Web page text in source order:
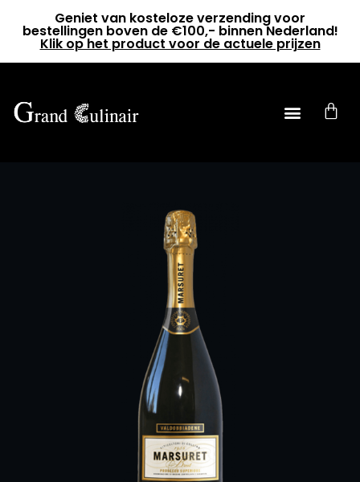
Geniet van kosteloze verzending voor
bestellingen boven de €100,- binnen Nederland!
Klik op het product voor de actuele prijzen
0